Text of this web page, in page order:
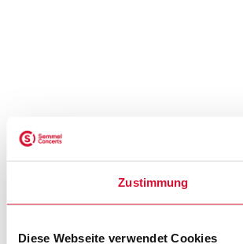
Zustimmung
Diese Webseite verwendet Cookies